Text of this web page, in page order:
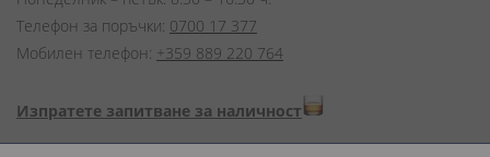
Телефон за поръчки: 0700 17 377
Мобилен телефон: +359 889 220 764
Изпратете запитване за наличност